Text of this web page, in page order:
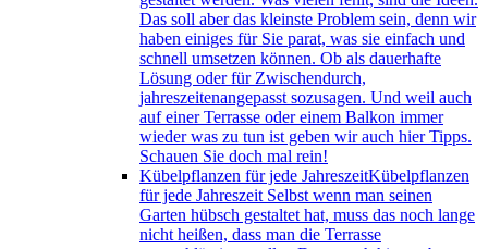
Das soll aber das kleinste Problem sein, denn wir
haben einiges für Sie parat, was sie einfach und
schnell umsetzen können. Ob als dauerhafte
Lösung oder für Zwischendurch,
jahreszeitenangepasst sozusagen. Und weil auch
auf einer Terrasse oder einem Balkon immer
wieder was zu tun ist geben wir auch hier Tipps.
Schauen Sie doch mal rein!
Kübelpflanzen für jede JahreszeitKübelpflanzen
für jede Jahreszeit Selbst wenn man seinen
Garten hübsch gestaltet hat, muss das noch lange
nicht heißen, dass man die Terrasse